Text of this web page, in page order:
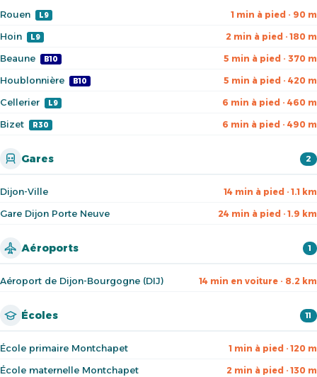
Rouen L9 1 min à pied · 90 m
Hoin L9 2 min à pied · 180 m
Beaune B10 5 min à pied · 370 m
Houblonnière B10 5 min à pied · 420 m
Cellerier L9 6 min à pied · 460 m
Bizet R30 6 min à pied · 490 m
Gares 2
Dijon-Ville 14 min à pied · 1.1 km
Gare Dijon Porte Neuve 24 min à pied · 1.9 km
Aéroports 1
Aéroport de Dijon-Bourgogne (DIJ) 14 min en voiture · 8.2 km
Écoles 11
École primaire Montchapet 1 min à pied · 120 m
École maternelle Montchapet 2 min à pied · 130 m